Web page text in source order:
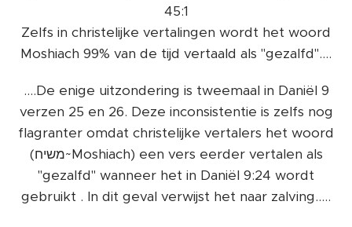
45:1
Zelfs in christelijke vertalingen wordt het woord
Moshiach 99% van de tijd vertaald als "gezalfd"....
....De enige uitzondering is tweemaal in Daniël 9
verzen 25 en 26. Deze inconsistentie is zelfs nog
flagranter omdat christelijke vertalers het woord
(משיח~Moshiach) een vers eerder vertalen als
"gezalfd" wanneer het in Daniël 9:24 wordt
gebruikt . In dit geval verwijst het naar zalving.....